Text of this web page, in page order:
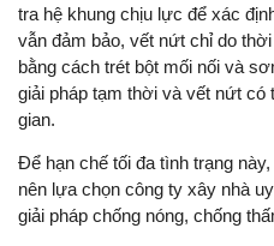
tra hệ khung chịu lực để xác
vẫn đảm bảo, vết nứt chỉ do
bằng cách trét bột mối nối và
giải pháp tạm thời và vết nứt có
gian.
Để hạn chế tối đa tình trạng
nên lựa chọn công ty xây nhà
giải pháp chống nóng, chống